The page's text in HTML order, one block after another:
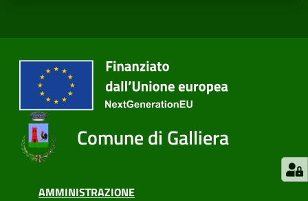
Comune di Galliera
AMMINISTRAZIONE